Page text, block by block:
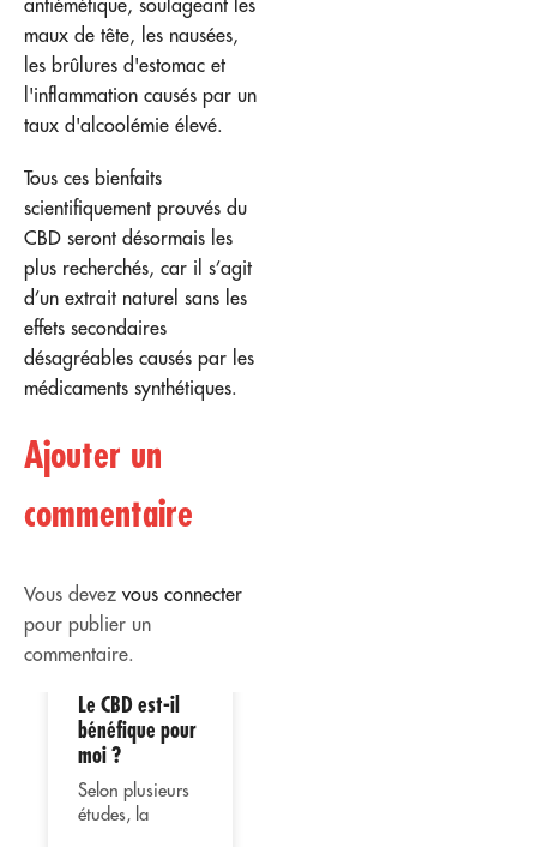
maux de tête, les nausées,
les brûlures d'estomac et
l'inflammation causés par un
taux d'alcoolémie élevé.
Tous ces bienfaits
scientifiquement prouvés du
CBD seront désormais les
plus recherchés, car il s’agit
d’un extrait naturel sans les
effets secondaires
désagréables causés par les
médicaments synthétiques.
Ajouter un
commentaire
Vous devez vous connecter
pour publier un
commentaire.
02
Avr
Le CBD est-il
bénéfique pour
moi ?
Selon plusieurs
études, la